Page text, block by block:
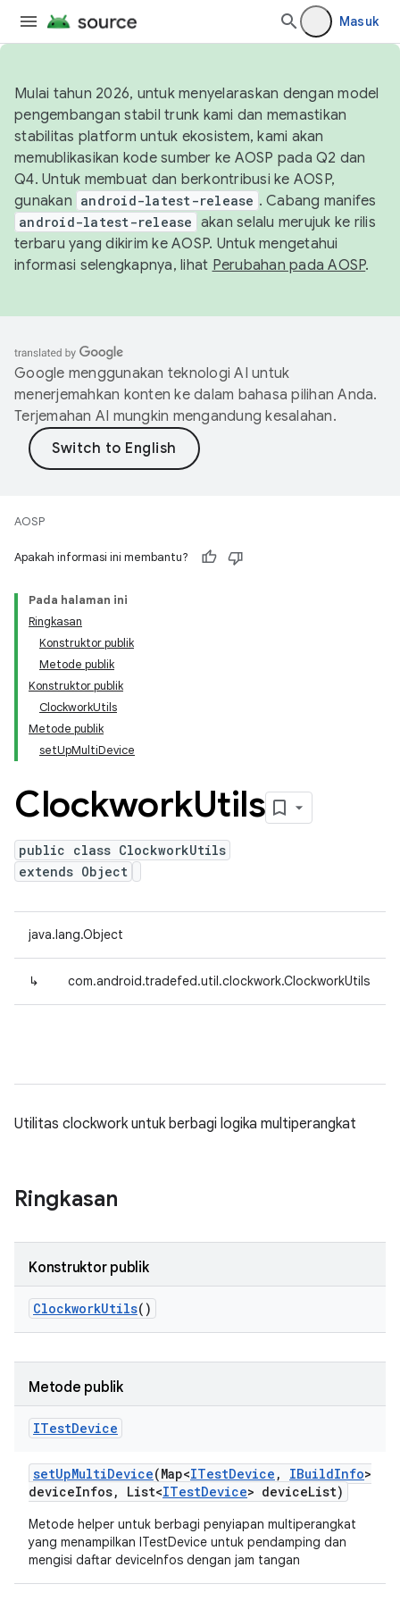
Masuk
Mulai tahun 2026, untuk menyelaraskan dengan model
pengembangan stabil trunk kami dan memastikan
stabilitas platform untuk ekosistem, kami akan
memublikasikan kode sumber ke AOSP pada Q2 dan
Q4. Untuk membuat dan berkontribusi ke AOSP,
gunakan android-latest-release . Cabang manifes
android-latest-release akan selalu merujuk ke rilis
terbaru yang dikirim ke AOSP. Untuk mengetahui
informasi selengkapnya, lihat Perubahan pada AOSP.
Google menggunakan teknologi AI untuk
menerjemahkan konten ke dalam bahasa pilihan Anda.
Terjemahan AI mungkin mengandung kesalahan.
AOSP
Apakah informasi ini membantu?
Pada halaman ini
Ringkasan
Konstruktor publik
Metode publik
Konstruktor publik
ClockworkUtils
Metode publik
setUpMultiDevice
ClockworkUtils
public class ClockworkUtils
extends Object
java.lang.Object
↳ com.android.tradefed.util.clockwork.ClockworkUtils
Utilitas clockwork untuk berbagi logika multiperangkat
Ringkasan
Konstruktor publik
ClockworkUtils()
Metode publik
ITestDevice
setUpMultiDevice(Map<ITestDevice , IBuildInfo>
deviceInfos, List<ITestDevice> deviceList)
Metode helper untuk berbagi penyiapan multiperangkat
yang menampilkan ITestDevice untuk pendamping dan
mengisi daftar deviceInfos dengan jam tangan